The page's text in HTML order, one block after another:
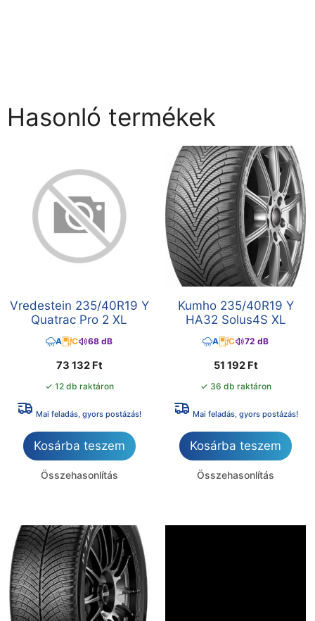
Hasonló termékek
Vredestein 235/40R19 Y
Quatrac Pro 2 XL
A C 68 dB
73 132 Ft
✓ 12 db raktáron
Mai feladás, gyors postázás!
Kosárba teszem
Összehasonlítás
Kumho 235/40R19 Y
HA32 Solus4S XL
A C 72 dB
51 192 Ft
✓ 36 db raktáron
Mai feladás, gyors postázás!
Kosárba teszem
Összehasonlítás